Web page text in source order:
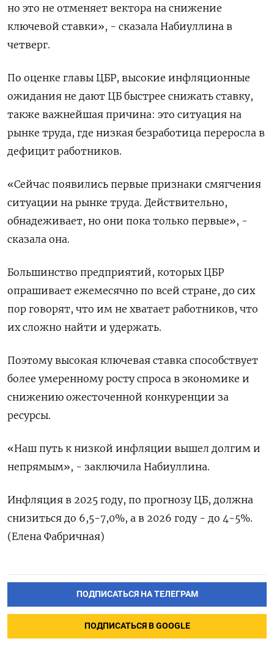
но это не отменяет вектора на снижение
ключевой ставки», - сказала Набиуллина в
четверг.
По оценке главы ЦБР, высокие инфляционные
ожидания не дают ЦБ быстрее снижать ставку,
также важнейшая причина: это ситуация на
рынке труда, где низкая безработица переросла в
дефицит работников.
«Сейчас появились первые признаки смягчения
ситуации на рынке труда​​​. Действительно,
обнадеживает, но они пока только первые», -
сказала она.
Большинство предприятий, которых ЦБР
опрашивает ежемесячно по всей стране, до сих
пор говорят, что им не хватает работников, что
их сложно найти и удержать.
Поэтому высокая ключевая ставка способствует
более умеренному росту спроса в экономике и
снижению ожесточенной конкуренции за
ресурсы.
«Наш путь к низкой инфляции вышел долгим и
непрямым», - заключила Набиуллина.
Инфляция в 2025 году, по прогнозу ЦБ, должна
снизиться до 6,5-7,0%, а в 2026 году - до 4-5%.
(Елена Фабричная)
ПОДПИСАТЬСЯ НА ТЕЛЕГРАМ
ПОДПИСАТЬСЯ В GOOGLE